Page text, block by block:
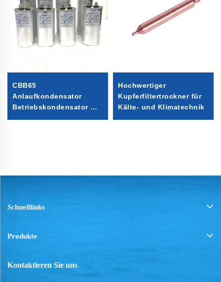
CBB65
Anlaufkondensator
Betriebskondensator mit
Hochwertiger
Kupferfiltertrockner für
Kälte- und Klimatechnik
Schnelllinks
Produkte
Kontaktieren Sie uns